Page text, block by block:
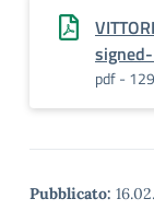
pdf -
Pubblicato: